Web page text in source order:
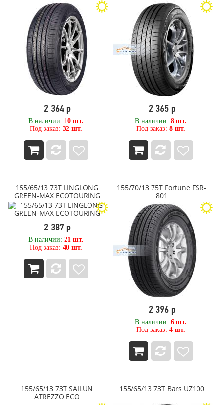
380
385
395
4
4,50
400
405
44
445
460
5,50
5,7
50
500
525
530
540
550
560
710
GRIPMAX
GT Radial
HABILEAD
Hankook
Hankook Laufenn
HEADWAY
Hifly
HILO
IKON
Ikon Tyres
Ikon Tyres (Nokian Tyres)
IMPERIAL
JESSTIRE
Kama
Kapsen
KAVIR TIRE
Kingboss
Kingnate
KPATOS
Kumho
LANDROCK
LANDSAIL
Landspider
MEDVED
2 364 р
В наличии: 10 шт.
Под заказ:32 шт.
2 365 р
В наличии: 8 шт.
Под заказ: 8 шт.
155/65/13 73T LINGLONG
GREEN-MAX ECOTOURING
2 387 р
В наличии:21 шт.
Под заказ:40 шт.
155/70/13 75T Fortune FSR-
801
2 396 р
В наличии: 6 шт.
Под заказ: 4 шт.
155/65/13 73T SAILUN
ATREZZO ECO
155/65/13 73T Bars UZ100